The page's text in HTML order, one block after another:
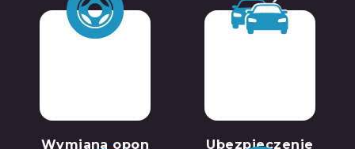
Wymiana opon Ubezpieczenie